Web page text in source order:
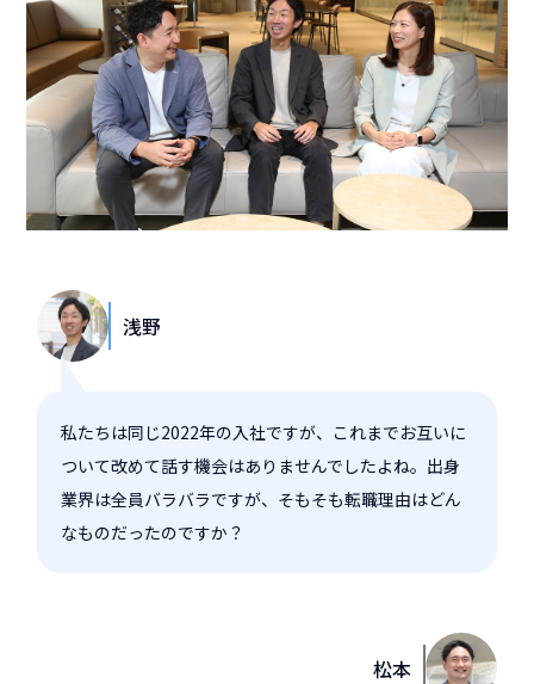
浅野
私たちは同じ2022年の入社ですが、これまでお互いに
ついて改めて話す機会はありませんでしたよね。出身
業界は全員バラバラですが、そもそも転職理由はどん
なものだったのですか？
松本